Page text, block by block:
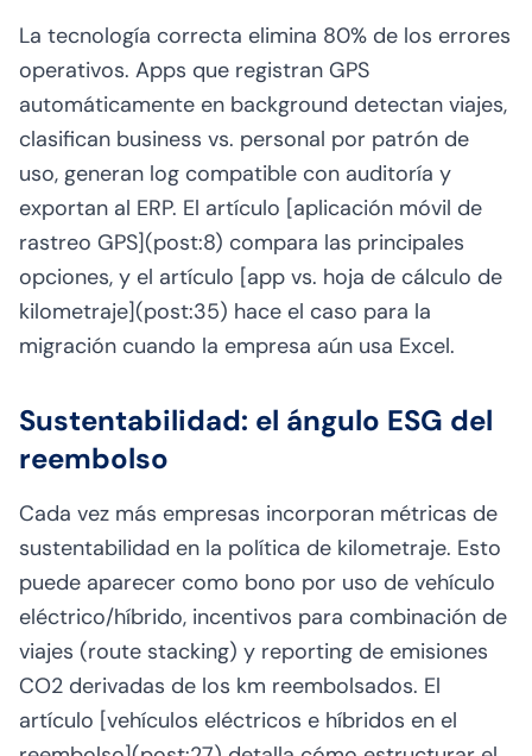
La tecnología correcta elimina 80% de los errores
operativos. Apps que registran GPS
automáticamente en background detectan viajes,
clasifican business vs. personal por patrón de
uso, generan log compatible con auditoría y
exportan al ERP. El artículo [aplicación móvil de
rastreo GPS](post:8) compara las principales
opciones, y el artículo [app vs. hoja de cálculo de
kilometraje](post:35) hace el caso para la
migración cuando la empresa aún usa Excel.
Sustentabilidad: el ángulo ESG del
reembolso
Cada vez más empresas incorporan métricas de
sustentabilidad en la política de kilometraje. Esto
puede aparecer como bono por uso de vehículo
eléctrico/híbrido, incentivos para combinación de
viajes (route stacking) y reporting de emisiones
CO2 derivadas de los km reembolsados. El
artículo [vehículos eléctricos e híbridos en el